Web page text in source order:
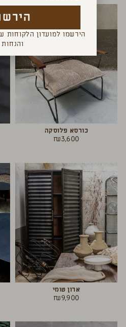
כורסא פלוסקה
₪3,600
ארון טומי
₪9,900
הירשמו למועדון הלקוחות
והנחות